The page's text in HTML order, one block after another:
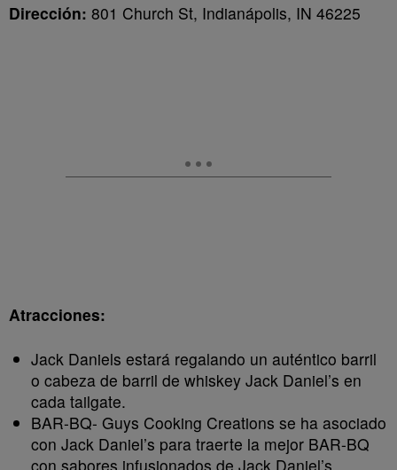
Dirección: 801 Church St, Indianápolis, IN 46225
Atracciones:
Jack Daniels estará regalando un auténtico barril
o cabeza de barril de whiskey Jack Daniel’s en
cada tailgate.
BAR-BQ- Guys Cooking Creations se ha asociado
con Jack Daniel’s para traerte la mejor BAR-BQ
con sabores infusionados de Jack Daniel’s.